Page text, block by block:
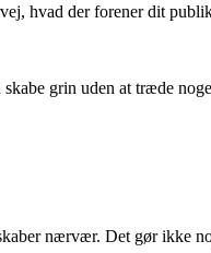
hvad der forener dit
grin uden at træde
nærvær. Det gør ikke